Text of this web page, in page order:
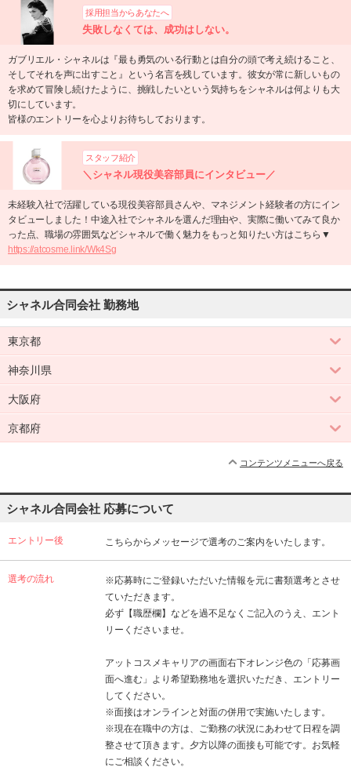
採用担当からあなたへ
失敗しなくては、成功はしない。
ガブリエル・シャネルは『最も勇気のいる行動とは自分の頭で考え続けること、
そしてそれを声に出すこと』という名言を残しています。彼女が常に新しいもの
を求めて冒険し続けたように、挑戦したいという気持ちをシャネルは何よりも大
切にしています。
皆様のエントリーを心よりお待ちしております。
スタッフ紹介
＼シャネル現役美容部員にインタビュー／
未経験入社で活躍している現役美容部員さんや、マネジメント経験者の方にイン
タビューしました！中途入社でシャネルを選んだ理由や、実際に働いてみて良か
った点、職場の雰囲気などシャネルで働く魅力をもっと知りたい方はこちら▼
https://atcosme.link/Wk4Sg
シャネル合同会社 勤務地
東京都
神奈川県
大阪府
京都府
コンテンツメニューへ戻る
シャネル合同会社 応募について
エントリー後 こちらからメッセージで選考のご案内をいたします。
選考の流れ
※応募時にご登録いただいた情報を元に書類選考とさせ
ていただきます。
必ず【職歴欄】などを過不足なくご記入のうえ、エント
リーくださいませ。
アットコスメキャリアの画面右下オレンジ色の「応募画
面へ進む」より希望勤務地を選択いただき、エントリー
してください。
※面接はオンラインと対面の併用で実施いたします。
※現在在職中の方は、ご勤務の状況にあわせて日程を調
整させて頂きます。夕方以降の面接も可能です。お気軽
にご相談ください。